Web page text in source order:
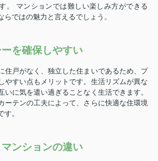
。 マンションでは難しい楽しみ方ができる
らではの魅力と言えるでしょう。
を確保しやすい
住戸がなく、独立した住まいであるため、プ
やすい点もメリットです。 生活リズムが異な
いに気を遣い過ぎることなく生活できます。
ーテンの工夫によって、さらに快適な住環境
。
ンションの違い